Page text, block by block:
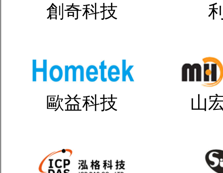
創奇科技
歐益科技 山